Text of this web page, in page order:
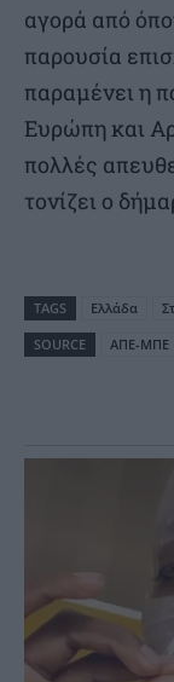
αγορά από
παρουσία
παραμένει η
Ευρώπη και
πολλές
τονίζει ο
TAGS Ελλάδα
SOURCE
ΑΠΕ-ΜΠΕ